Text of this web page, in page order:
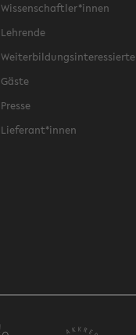
Wissenschaftler*innen
Lehrende
Weiterbildungsinteressierte
Gäste
Presse
Lieferant*innen